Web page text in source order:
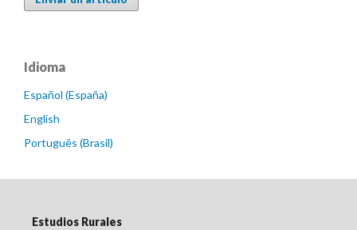
Idioma
Español (España)
English
Português (Brasil)
Estudios Rurales